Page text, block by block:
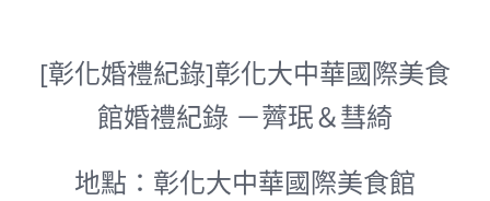
[彰化婚禮紀錄]彰化大中華國際美食
館婚禮紀錄 －薺珉＆彗綺
地點：彰化大中華國際美食館